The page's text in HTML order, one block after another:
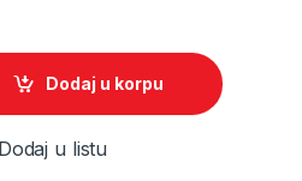
MK235, crno, BiH, 920-
Dodaj u korpu
Dodaj u listu